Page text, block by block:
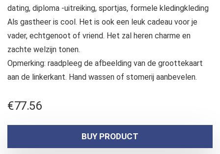
dating, diploma -uitreiking, sportjas, formele kledingkleding
Als gastheer is cool. Het is ook een leuk cadeau voor je
vader, echtgenoot of vriend. Het zal heren charme en
zachte welzijn tonen.
Opmerking: raadpleeg de afbeelding van de groottekaart
aan de linkerkant. Hand wassen of stomerij aanbevelen.
€77.56
BUY PRODUCT